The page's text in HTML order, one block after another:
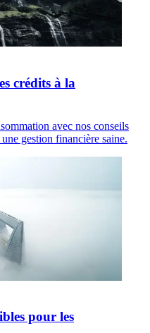
crédits à la
avec nos conseils
gestion financière saine.
pour les